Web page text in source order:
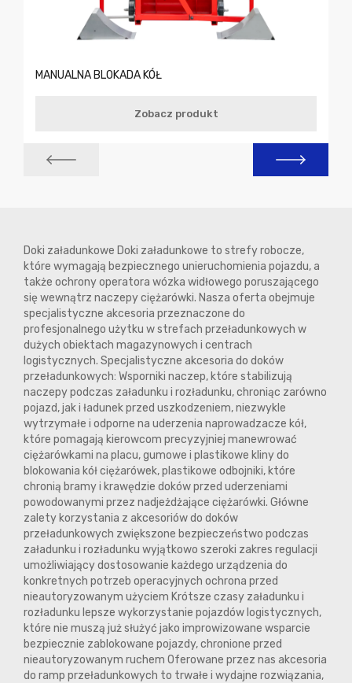
MANUALNA BLOKADA KÓŁ
Zobacz produkt
Doki załadunkowe Doki załadunkowe to strefy robocze,
które wymagają bezpiecznego unieruchomienia pojazdu, a
także ochrony operatora wózka widłowego poruszającego
się wewnątrz naczepy ciężarówki. Nasza oferta obejmuje
specjalistyczne akcesoria przeznaczone do
profesjonalnego użytku w strefach przeładunkowych w
dużych obiektach magazynowych i centrach
logistycznych. Specjalistyczne akcesoria do doków
przeładunkowych: Wsporniki naczep, które stabilizują
naczepy podczas załadunku i rozładunku, chroniąc zarówno
pojazd, jak i ładunek przed uszkodzeniem, niezwykle
wytrzymałe i odporne na uderzenia naprowadzacze kół,
które pomagają kierowcom precyzyjniej manewrować
ciężarówkami na placu, gumowe i plastikowe kliny do
blokowania kół ciężarówek, plastikowe odbojniki, które
chronią bramy i krawędzie doków przed uderzeniami
powodowanymi przez nadjeżdżające ciężarówki. Główne
zalety korzystania z akcesoriów do doków
przeładunkowych zwiększone bezpieczeństwo podczas
załadunku i rozładunku wyjątkowo szeroki zakres regulacji
umożliwiający dostosowanie każdego urządzenia do
konkretnych potrzeb operacyjnych ochrona przed
nieautoryzowanym użyciem Krótsze czasy załadunku i
rozładunku lepsze wykorzystanie pojazdów logistycznych,
które nie muszą już służyć jako improwizowane wsparcie
bezpiecznie zablokowane pojazdy, chronione przed
nieautoryzowanym ruchem Oferowane przez nas akcesoria
do ramp przeładunkowych to trwałe i wydajne rozwiązania,